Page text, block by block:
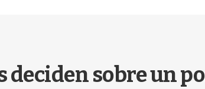
deciden sobre un